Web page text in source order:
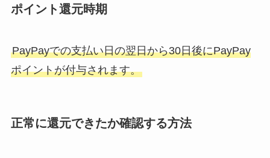
ポイント還元時期
PayPayでの支払い日の翌日から30日後にPayPay
ポイントが付与されます。
正常に還元できたか確認する方法